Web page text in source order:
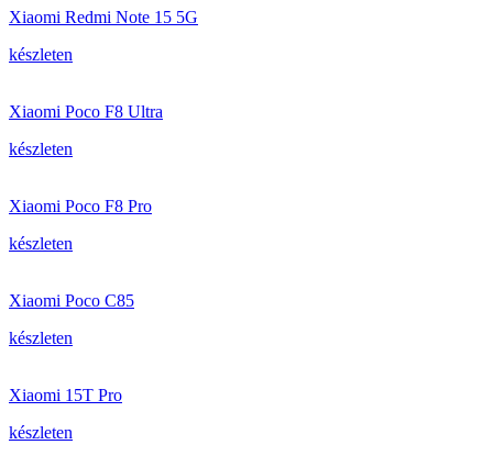
Xiaomi Redmi Note 15 5G
készleten
Xiaomi Poco F8 Ultra
készleten
Xiaomi Poco F8 Pro
készleten
Xiaomi Poco C85
készleten
Xiaomi 15T Pro
készleten